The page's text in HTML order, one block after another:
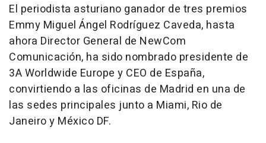
El periodista asturiano ganador de tres premios
Emmy Miguel Ángel Rodríguez Caveda, hasta
ahora Director General de NewCom
Comunicación, ha sido nombrado presidente de
3A Worldwide Europe y CEO de España,
convirtiendo a las oficinas de Madrid en una de
las sedes principales junto a Miami, Rio de
Janeiro y México DF.